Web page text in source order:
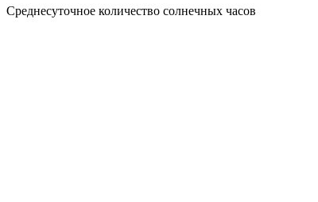
Среднесуточное количество солнечных часов